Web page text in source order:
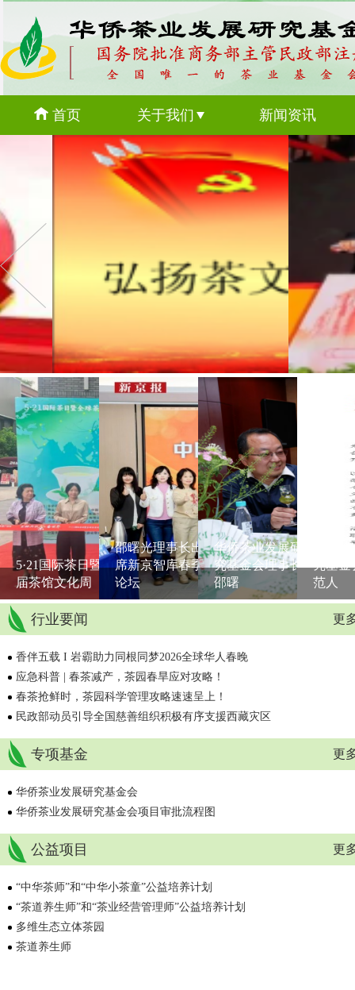
首页 关于我们 新闻资讯
5·21国际茶日暨首
届茶馆文化周
邵曙光理事长出
席新京智库春季
论坛
华侨茶业发展研
究基金会理事长
邵曙
华侨
究基金
范人
行业要闻 更
香伴五载 I 岩霸助力同根同梦2026全球华人春晚
应急科普 | 春茶减产，茶园春旱应对攻略！
春茶抢鲜时，茶园科学管理攻略速速呈上！
民政部动员引导全国慈善组织积极有序支援西藏灾区
专项基金 更
华侨茶业发展研究基金会
华侨茶业发展研究基金会项目审批流程图
公益项目 更
“中华茶师”和“中华小茶童”公益培养计划
“茶道养生师”和“茶业经营管理师”公益培养计划
多维生态立体茶园
茶道养生师